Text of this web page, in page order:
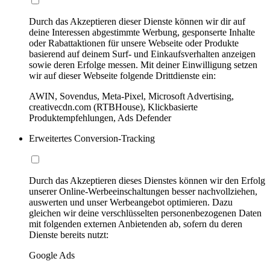
Durch das Akzeptieren dieser Dienste können wir dir auf
deine Interessen abgestimmte Werbung, gesponserte Inhalte
oder Rabattaktionen für unsere Webseite oder Produkte
basierend auf deinem Surf- und Einkaufsverhalten anzeigen
sowie deren Erfolge messen. Mit deiner Einwilligung setzen
wir auf dieser Webseite folgende Drittdienste ein:
AWIN, Sovendus, Meta-Pixel, Microsoft Advertising,
creativecdn.com (RTBHouse), Klickbasierte
Produktempfehlungen, Ads Defender
Erweitertes Conversion-Tracking
Durch das Akzeptieren dieses Dienstes können wir den Erfolg
unserer Online-Werbeeinschaltungen besser nachvollziehen,
auswerten und unser Werbeangebot optimieren. Dazu
gleichen wir deine verschlüsselten personenbezogenen Daten
mit folgenden externen Anbietenden ab, sofern du deren
Dienste bereits nutzt:
Google Ads